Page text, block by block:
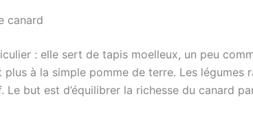
canard
: elle sert de tapis moelleux, un peu
à la simple pomme de terre. Les légumes
but est d’équilibrer la richesse du canard